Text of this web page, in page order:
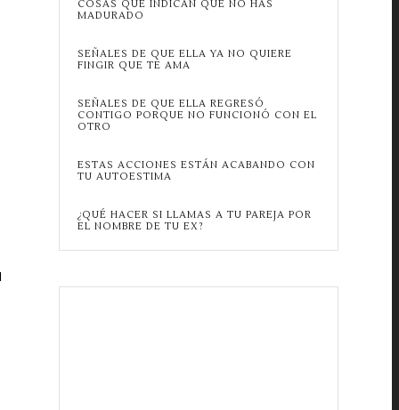
COSAS QUE INDICAN QUE NO HAS
MADURADO
SEÑALES DE QUE ELLA YA NO QUIERE
FINGIR QUE TE AMA
SEÑALES DE QUE ELLA REGRESÓ
CONTIGO PORQUE NO FUNCIONÓ CON EL
OTRO
ESTAS ACCIONES ESTÁN ACABANDO CON
TU AUTOESTIMA
¿QUÉ HACER SI LLAMAS A TU PAREJA POR
EL NOMBRE DE TU EX?